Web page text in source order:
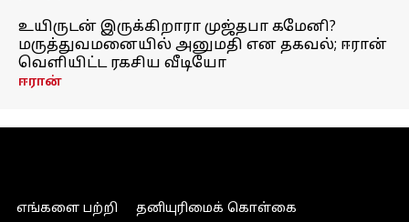
உயிருடன் இருக்கிறாரா முஜ்தபா கமேனி?
மருத்துவமனையில் அனுமதி என தகவல்; ஈரான்
வெளியிட்ட ரகசிய வீடியோ
ஈரான்
எங்களை பற்றி
தனியுரிமைக் கொள்கை